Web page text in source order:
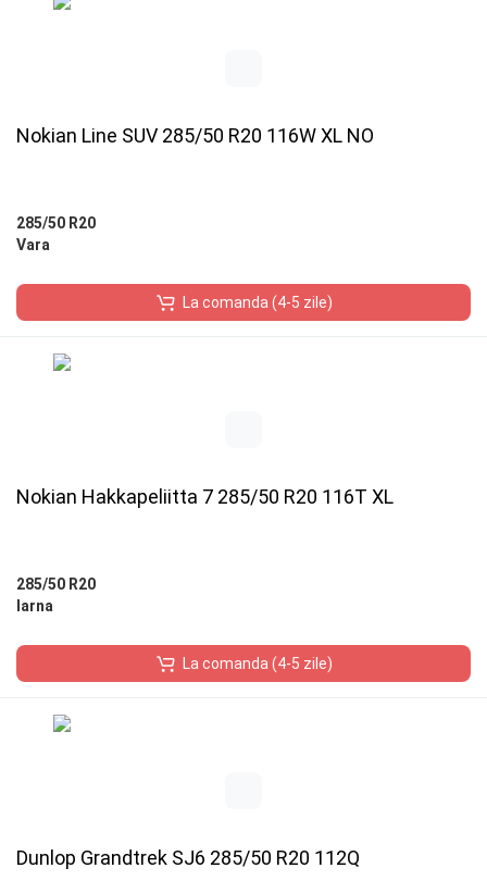
Nokian Line SUV 285/50 R20 116W XL NO
285/50 R20
Vara
La comanda (4-5 zile)
Nokian Hakkapeliitta 7 285/50 R20 116T XL
285/50 R20
Iarna
La comanda (4-5 zile)
Dunlop Grandtrek SJ6 285/50 R20 112Q